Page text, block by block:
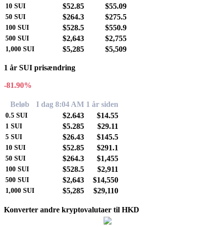
10 SUI $52.85 $55.09
50 SUI $264.3 $275.5
100 SUI $528.5 $550.9
500 SUI $2,643 $2,755
1,000 SUI $5,285 $5,509
1 år SUI prisændring
-81.90%
Beløb I dag 8:04 AM 1 år siden
0.5 SUI $2.643 $14.55
1 SUI $5.285 $29.11
5 SUI $26.43 $145.5
10 SUI $52.85 $291.1
50 SUI $264.3 $1,455
100 SUI $528.5 $2,911
500 SUI $2,643 $14,550
1,000 SUI $5,285 $29,110
Konverter andre kryptovalutaer til HKD